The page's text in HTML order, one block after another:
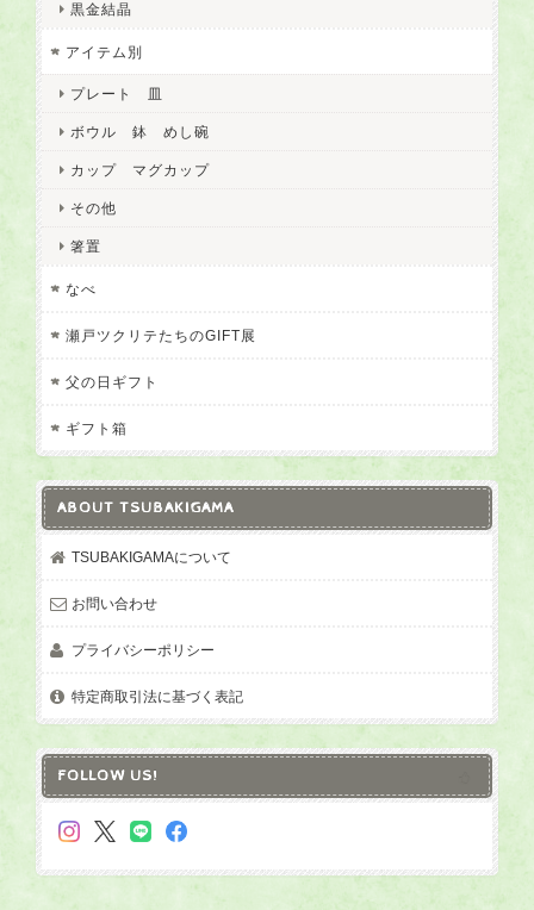
黒金結晶
アイテム別
プレート 皿
ボウル 鉢 めし碗
カップ マグカップ
その他
箸置
なべ
瀬戸ツクリテたちのGIFT展
父の日ギフト
ギフト箱
ABOUT TSUBAKIGAMA
TSUBAKIGAMAについて
お問い合わせ
プライバシーポリシー
特定商取引法に基づく表記
FOLLOW US!